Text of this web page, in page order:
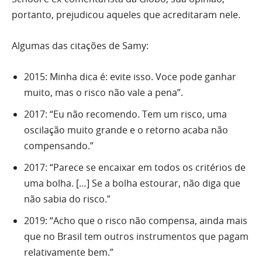
portanto, prejudicou aqueles que acreditaram nele.
Algumas das citações de Samy:
2015: Minha dica é: evite isso. Voce pode ganhar
muito, mas o risco não vale a pena”.
2017: “Eu não recomendo. Tem um risco, uma
oscilação muito grande e o retorno acaba não
compensando.”
2017: “Parece se encaixar em todos os critérios de
uma bolha. […] Se a bolha estourar, não diga que
não sabia do risco.”
2019: “Acho que o risco não compensa, ainda mais
que no Brasil tem outros instrumentos que pagam
relativamente bem.”